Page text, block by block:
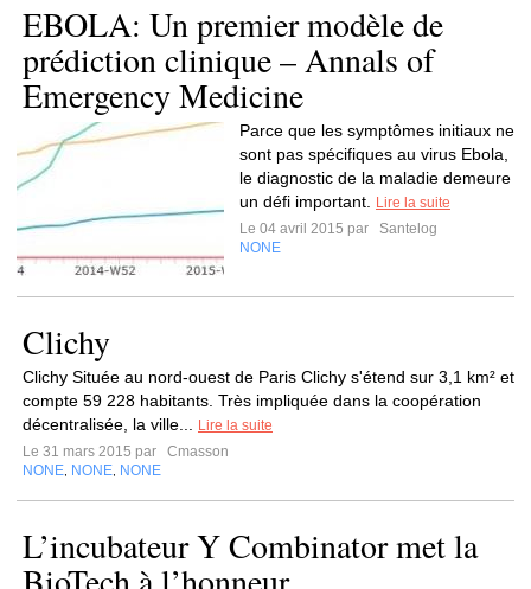
EBOLA: Un premier modèle de
prédiction clinique – Annals of
Emergency Medicine
Parce que les symptômes initiaux ne
sont pas spécifiques au virus Ebola,
le diagnostic de la maladie demeure
un défi important.
Lire la suite
Le 04 avril 2015 par
Santelog
NONE
Clichy
Clichy Située au nord-ouest de Paris Clichy s'étend sur 3,1 km² et
compte 59 228 habitants. Très impliquée dans la coopération
décentralisée, la ville...
Lire la suite
Le 31 mars 2015 par
Cmasson
NONE NONE NONE
L’incubateur Y Combinator met la